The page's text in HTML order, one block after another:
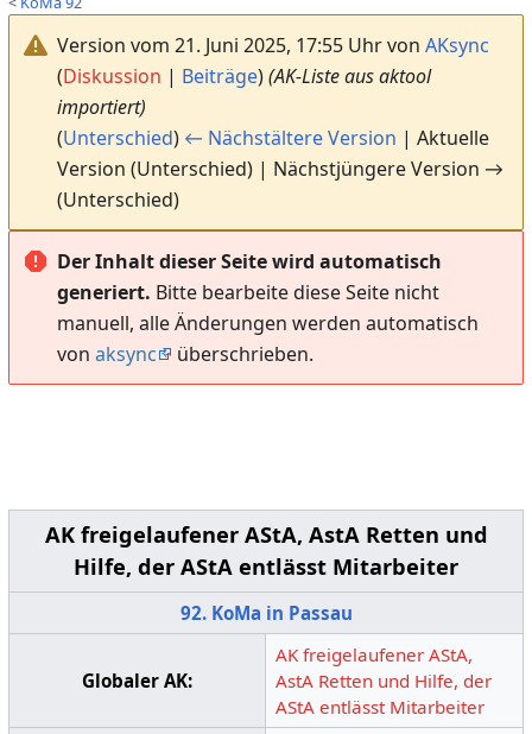
Version vom 21. Juni 2025, 17:55 Uhr von AKsync
(Diskussion | Beiträge)(AK-Liste aus aktool
importiert)
(Unterschied) ← Nächstältere Version | Aktuelle
Version (Unterschied) | Nächstjüngere Version →
(Unterschied)
Der Inhalt dieser Seite wird automatisch
generiert. Bitte bearbeite diese Seite nicht
manuell, alle Änderungen werden automatisch
von aksync überschrieben.
AK freigelaufener AStA, AstA Retten und
Hilfe, der AStA entlässt Mitarbeiter
92. KoMa in Passau
Globaler AK:
AK freigelaufener AStA,
AstA Retten und Hilfe, der
AStA entlässt Mitarbeiter